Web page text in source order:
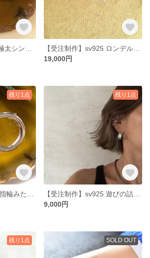
19,000円
残り1点 残り1点
9,000円
残り1点 SOLD OUT